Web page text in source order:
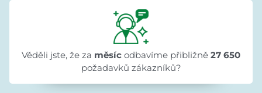
Věděli jste, že za měsíc odbavíme přibližně 27 650
požadavků zákazníků?